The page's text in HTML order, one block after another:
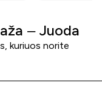
– Juoda
kuriuos norite